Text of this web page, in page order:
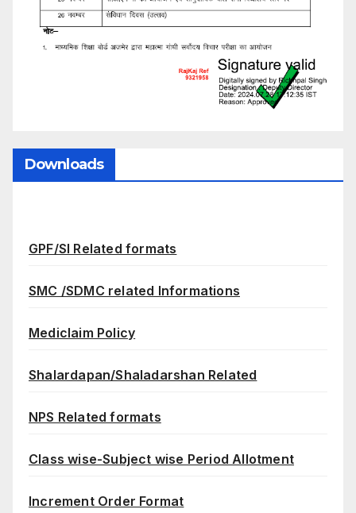
Downloads
GPF/SI Related formats
SMC /SDMC related Informations
Mediclaim Policy
Shalardapan/Shaladarshan Related
NPS Related formats
Class wise-Subject wise Period Allotment
Increment Order Format